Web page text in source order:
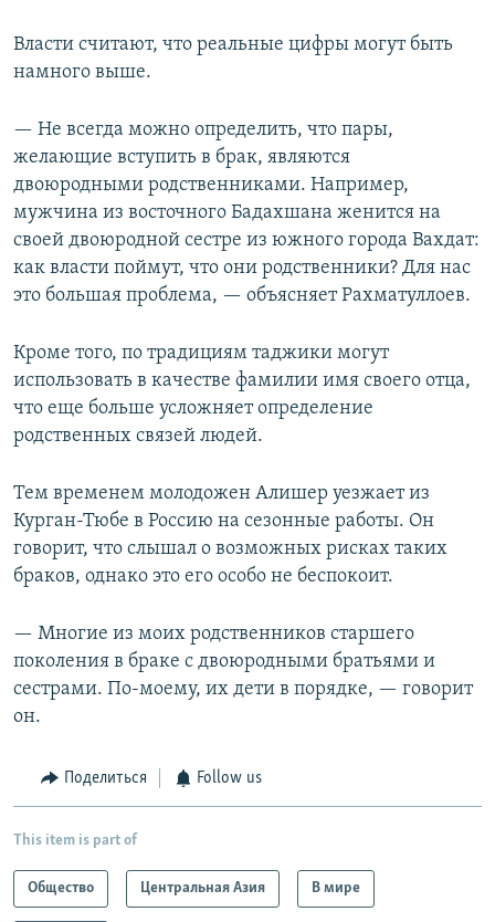
Власти считают, что реальные цифры могут быть
намного выше.
— Не всегда можно определить, что пары,
желающие вступить в брак, являются
двоюродными родственниками. Например,
мужчина из восточного Бадахшана женится на
своей двоюродной сестре из южного города Вахдат:
как власти поймут, что они родственники? Для нас
это большая проблема, — объясняет Рахматуллоев.
Кроме того, по традициям таджики могут
использовать в качестве фамилии имя своего отца,
что еще больше усложняет определение
родственных связей людей.
Тем временем молодожен Алишер уезжает из
Курган-Тюбе в Россию на сезонные работы. Он
говорит, что слышал о возможных рисках таких
браков, однако это его особо не беспокоит.
— Многие из моих родственников старшего
поколения в браке с двоюродными братьями и
сестрами. По-моему, их дети в порядке, — говорит
он.
Поделиться Follow us
This item is part of
Общество Центральная Азия В мире